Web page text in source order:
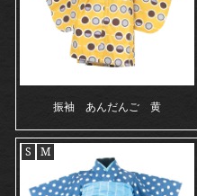
振袖 あんだんご 黄
S M